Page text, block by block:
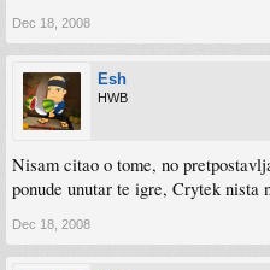
Dec 18, 2008
Esh
HWB
Nisam citao o tome, no
ponude unutar te igre, Crytek nista
Dec 18, 2008